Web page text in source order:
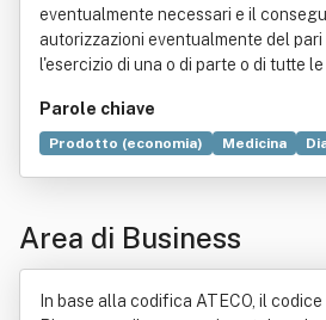
eventualmente necessari e il
autorizzazioni eventualmente del
l'esercizio di una o di parte o di tutte
Parole chiave
Prodotto (economia) Medicina
Ricerca scientifica
Salute
Area di Business
In base alla codifica ATECO, il